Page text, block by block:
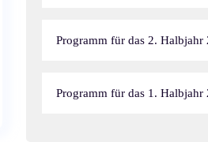
Programm für das 2. Halbjahr
Programm für das 1. Halbjahr